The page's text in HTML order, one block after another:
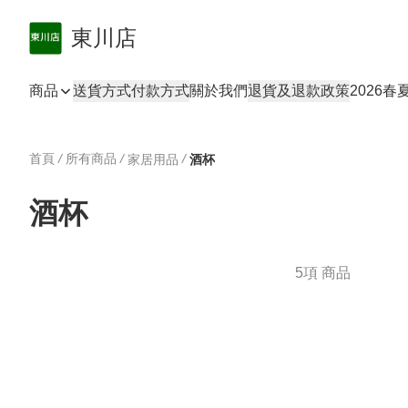
東川店
商品 送貨方式付款方式關於我們退貨及退款政策2026春
首頁 / 所有商品 / 家居用品 / 酒杯
酒杯
5項 商品